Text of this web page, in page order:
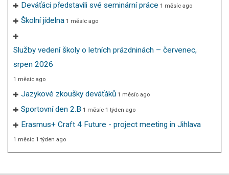
Deváťáci představili své seminární práce 1 měsíc ago
Školní jídelna 1 měsíc ago
Služby vedení školy o letních prázdninách – červenec,
srpen 2026
1 měsíc ago
Jazykové zkoušky deváťáků 1 měsíc ago
Sportovní den 2.B 1 měsíc 1 týden ago
Erasmus+ Craft 4 Future - project meeting in Jihlava
1 měsíc 1 týden ago